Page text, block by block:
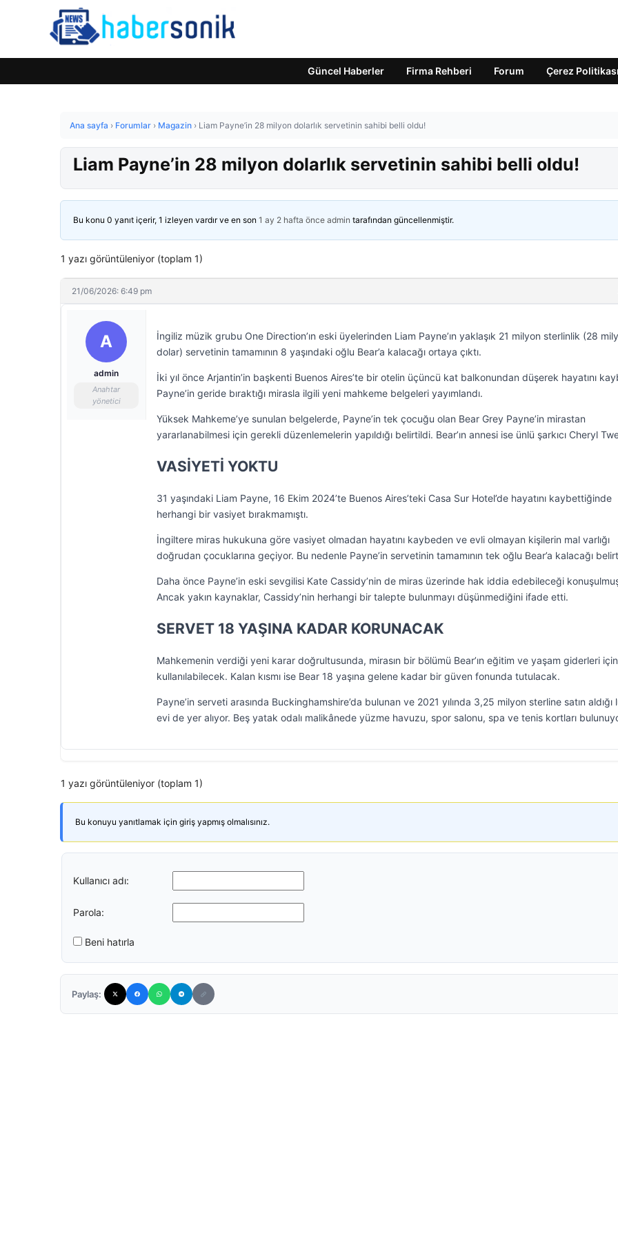
Güncel Haberler Firma Rehberi Forum Çerez Politikası
Ana sayfa › Forumlar › Magazin › Liam Payne’in 28 milyon dolarlık servetinin sahibi belli oldu!
Liam Payne’in 28 milyon dolarlık servetinin sahibi belli oldu!
Bu konu 0 yanıt içerir, 1 izleyen vardır ve en son 1 ay 2 hafta önce admin tarafından güncellenmiştir.
1 yazı görüntüleniyor (toplam 1)
21/06/2026: 6:49 pm
A
admin
Anahtar
yönetici
İngiliz müzik grubu One Direction’ın eski üyelerinden Liam Payne’ın yaklaşık 21 milyon sterlinlik (28
dolar) servetinin tamamının 8 yaşındaki oğlu Bear’a kalacağı ortaya çıktı.
İki yıl önce Arjantin’in başkenti Buenos Aires’te bir otelin üçüncü kat balkonundan düşerek hayatını
Payne’in geride bıraktığı mirasla ilgili yeni mahkeme belgeleri yayımlandı.
Yüksek Mahkeme’ye sunulan belgelerde, Payne’in tek çocuğu olan Bear Grey Payne’in mirastan
yararlanabilmesi için gerekli düzenlemelerin yapıldığı belirtildi. Bear’ın annesi ise ünlü şarkıcı Cheryl
VASİYETİ YOKTU
31 yaşındaki Liam Payne, 16 Ekim 2024’te Buenos Aires’teki Casa Sur Hotel’de hayatını kaybettiğinde
herhangi bir vasiyet bırakmamıştı.
İngiltere miras hukukuna göre vasiyet olmadan hayatını kaybeden ve evli olmayan kişilerin mal varlığı
doğrudan çocuklarına geçiyor. Bu nedenle Payne’in servetinin tamamının tek oğlu Bear’a kalacağı
Daha önce Payne’in eski sevgilisi Kate Cassidy’nin de miras üzerinde hak iddia edebileceği
Ancak yakın kaynaklar, Cassidy’nin herhangi bir talepte bulunmayı düşünmediğini ifade etti.
SERVET 18 YAŞINA KADAR KORUNACAK
Mahkemenin verdiği yeni karar doğrultusunda, mirasın bir bölümü Bear’ın eğitim ve yaşam giderleri için
kullanılabilecek. Kalan kısmı ise Bear 18 yaşına gelene kadar bir güven fonunda tutulacak.
Payne’in serveti arasında Buckinghamshire’da bulunan ve 2021 yılında 3,25 milyon sterline satın aldığı
evi de yer alıyor. Beş yatak odalı malikânede yüzme havuzu, spor salonu, spa ve tenis kortları
1 yazı görüntüleniyor (toplam 1)
Bu konuyu yanıtlamak için giriş yapmış olmalısınız.
Kullanıcı adı:
Parola:
Beni hatırla
Paylaş: